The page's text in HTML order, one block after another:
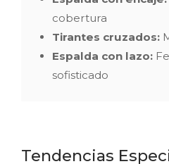
cobertura
Tirantes cruzados:
Espalda con lazo:
sofisticado
Tendencias